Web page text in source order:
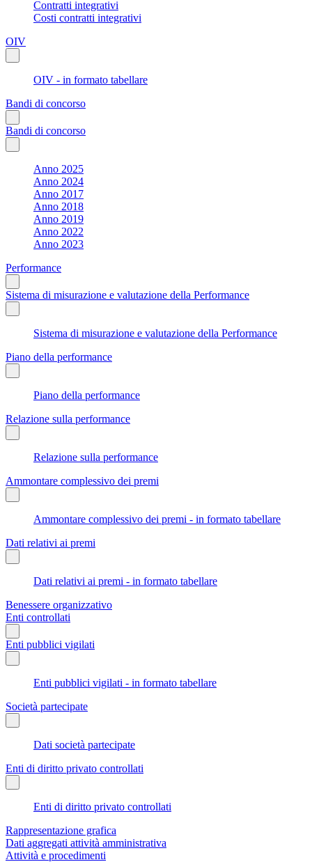
Contratti integrativi
Costi contratti integrativi
OIV
OIV - in formato tabellare
Bandi di concorso
Bandi di concorso
Anno 2025
Anno 2024
Anno 2017
Anno 2018
Anno 2019
Anno 2022
Anno 2023
Performance
Sistema di misurazione e valutazione della Performance
Sistema di misurazione e valutazione della Performance
Piano della performance
Piano della performance
Relazione sulla performance
Relazione sulla performance
Ammontare complessivo dei premi
Ammontare complessivo dei premi - in formato tabellare
Dati relativi ai premi
Dati relativi ai premi - in formato tabellare
Benessere organizzativo
Enti controllati
Enti pubblici vigilati
Enti pubblici vigilati - in formato tabellare
Società partecipate
Dati società partecipate
Enti di diritto privato controllati
Enti di diritto privato controllati
Rappresentazione grafica
Dati aggregati attività amministrativa
Attività e procedimenti